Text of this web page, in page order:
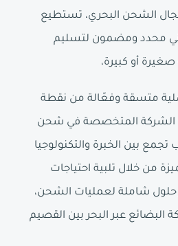
الشحن البحري، تستطيع
محدد ومضمون لتسليم
أو كبيرة،
متسقة وفعّالة من نقطة
إن الشركة المتخصصة في شحن
بين الخبرة والتكنولوجيا
من خلال تلبية احتياجات
حلول شاملة لعمليات الشحن،
عبر البحر بين القصيم